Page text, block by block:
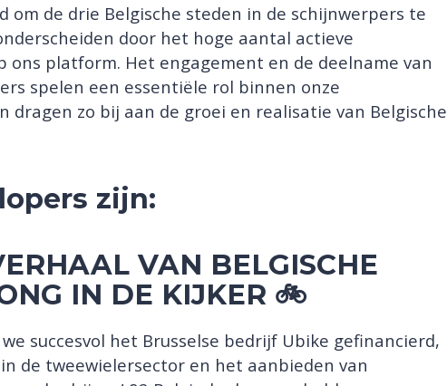
om de drie Belgische steden in de schijnwerpers te
door het hoge aantal actieve
ons platform. Het engagement en de deelname van
spelen een essentiële rol binnen onze
dragen zo bij aan de groei en realisatie van Belgische
zijn:
VAN BELGISCHE
IN DE KIJKER 🚲
succesvol het Brusselse bedrijf Ubike gefinancierd,
de tweewielersector en het aanbieden van